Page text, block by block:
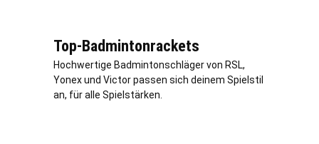
Top-Badmintonrackets
Hochwertige Badmintonschläger von RSL,
Yonex und Victor passen sich deinem Spielstil
an, für alle Spielstärken.